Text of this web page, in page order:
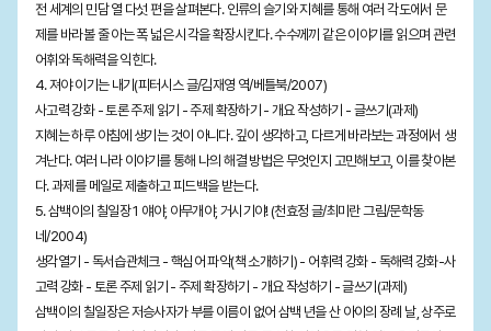
전 세계의 민담 열 다섯 편을 살펴본다. 인류의 슬기와 지혜를 통해 여러 각도에서 문
제를 바라볼 줄 아는 폭 넓은 시각을 확장시킨다. 수수께끼 같은 이야기를 읽으며 관련
어휘와 독해력을 익힌다.
4. 져야 이기는 내기(피터시스 글/김재영 역/베틀북/2007)
사고력 강화 - 토론 주제 읽기 - 주제 확장하기 - 개요 작성하기 - 글쓰기(과제)
지혜는 하루 아침에 생기는 것이 아니다. 깊이 생각하고, 다르게 바라보는 과정에서 생
겨난다. 여러 나라 이야기를 통해 나의 해결 방법은 무엇인지 고민해보고, 이를 찾아본
다. 과제를 메일로 제출하고 피드백을 받는다.
5. 삼백이의 칠일장 1 얘야, 아무개야, 거시기야! (천효정 글/최미란 그림/문학동
네/2004)
생각열기 - 독서습관체크 - 핵심어 파악(책 소개하기) - 어휘력 강화 - 독해력 강화-사
고력 강화 - 토론 주제 읽기 - 주제 확장하기 - 개요 작성하기 - 글쓰기(과제)
삼백이의 칠일장은 저승사자가 부를 이름이 없어 삼백 년을 산 아이의 장례 날, 상주로